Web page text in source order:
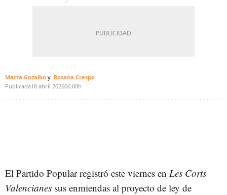
Marta Gozalbo
Rosana Crespo
Publicada18 abril 202606:00h
El Partido Popular registró este viernes en Les Corts
Valencianes sus enmiendas al proyecto de ley de